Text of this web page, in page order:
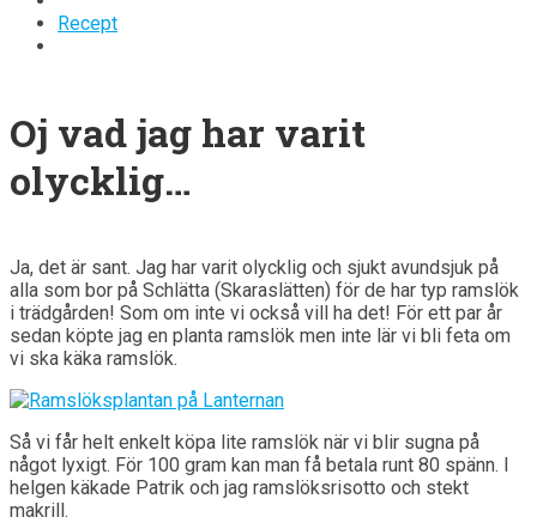
Recept
Oj vad jag har varit
olycklig…
Ja, det är sant. Jag har varit olycklig och sjukt avundsjuk på
alla som bor på Schlätta (Skaraslätten) för de har typ ramslök
i trädgården! Som om inte vi också vill ha det! För ett par år
sedan köpte jag en planta ramslök men inte lär vi bli feta om
vi ska käka ramslök.
Så vi får helt enkelt köpa lite ramslök när vi blir sugna på
något lyxigt. För 100 gram kan man få betala runt 80 spänn. I
helgen käkade Patrik och jag ramslöksrisotto och stekt
makrill.